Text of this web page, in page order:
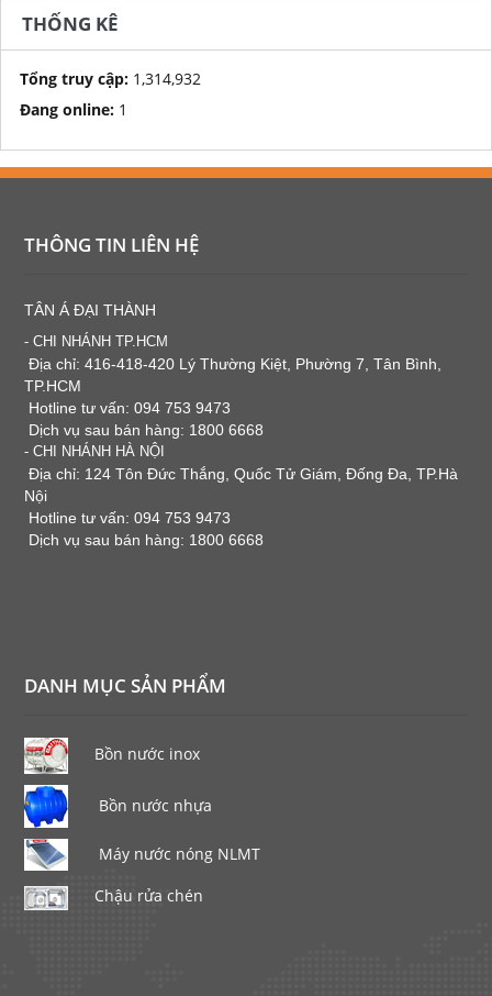
THỐNG KÊ
Tổng truy cập: 1,314,932
Đang online: 1
THÔNG TIN LIÊN HỆ
TÂN Á ĐẠI THÀNH
- CHI NHÁNH TP.HCM
Địa chỉ: 416-418-420 Lý Thường Kiệt, Phường 7, Tân Bình,
TP.HCM
Hotline tư vấn: 094 753 9473
Dịch vụ sau bán hàng: 1800 6668
- CHI NHÁNH HÀ NỘI
Địa chỉ: 124 Tôn Đức Thắng, Quốc Tử Giám, Đống Đa, TP.Hà
Nội
Hotline tư vấn: 094 753 9473
Dịch vụ sau bán hàng: 1800 6668
DANH MỤC SẢN PHẨM
Bồn nước inox
Bồn nước nhựa
Máy nước nóng NLMT
Chậu rửa chén